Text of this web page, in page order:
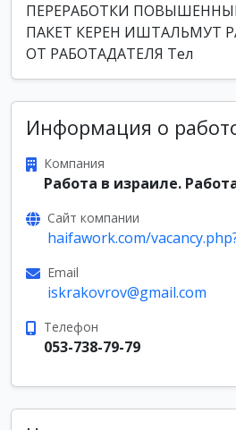
ПЕРЕРАБОТКИ
ПАКЕТ КЕРЕН ИШТАЛЬМУТ
ОТ РАБОТАДАТЕЛЯ Тел
Информация о
Компания
Работа в израиле.
Сайт компании
haifawork.com/
Email
iskrakovrov@gmail.com
Телефон
053-738-79-79